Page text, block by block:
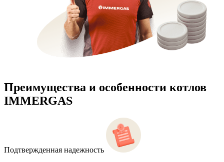
Преимущества и особенности котлов
IMMERGAS
Подтвержденная надежность